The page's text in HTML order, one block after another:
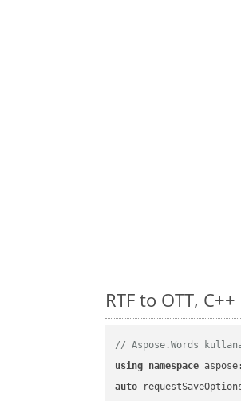
RTF to OTT,
// Aspose.Words
using namespace
auto